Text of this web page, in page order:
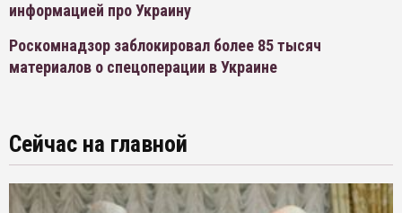
информацией про Украину
Роскомнадзор заблокировал более 85 тысяч
материалов о спецоперации в Украине
Сейчас на главной